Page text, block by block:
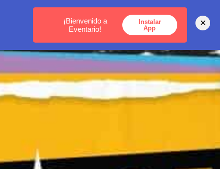
MEDELLÍN - BOGOTÁ - CARTAGENA
¡Bienvenido a
Eventario!
Instalar
App
×